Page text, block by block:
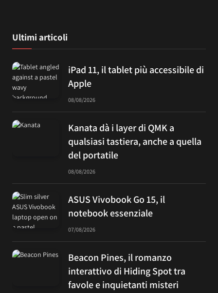
Ultimi articoli
iPad 11, il tablet più accessibile di
Apple
08/08/2026
Kanata dà i layer di QMK a
qualsiasi tastiera, anche a quella
del portatile
08/08/2026
ASUS Vivobook Go 15, il
notebook essenziale
07/08/2026
Beacon Pines, il romanzo
interattivo di Hiding Spot tra
favole e inquietanti misteri